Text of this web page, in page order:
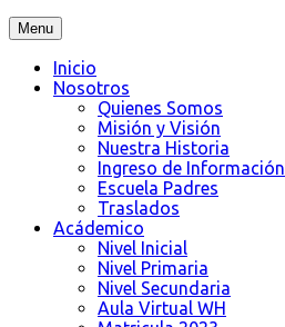
Menu
Inicio
Nosotros
Quienes Somos
Misión y Visión
Nuestra Historia
Ingreso de Información
Escuela Padres
Traslados
Acádemico
Nivel Inicial
Nivel Primaria
Nivel Secundaria
Aula Virtual WH